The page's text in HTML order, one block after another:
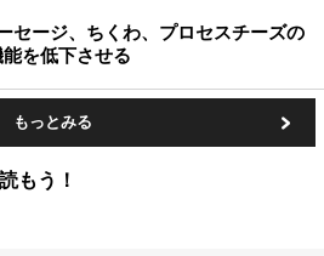
セージ、ちくわ、プロセスチーズの
を低下させる
もっとみる
もう！